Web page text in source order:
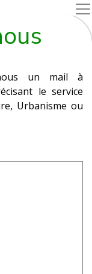
un mail à
le service
Urbanisme ou